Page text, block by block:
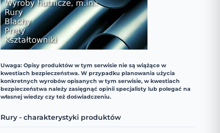
Uwaga: Opisy produktów w tym serwisie nie są wiążące w
kwestiach bezpieczeństwa. W przypadku planowania użycia
konkretnych wyrobów opisanych w tym serwisie, w kwestiach
bezpieczeństwa należy zasięgnąć opinii specjalisty lub polegać na
własnej wiedzy czy też doświadczeniu.
Rury - charakterystyki produktów